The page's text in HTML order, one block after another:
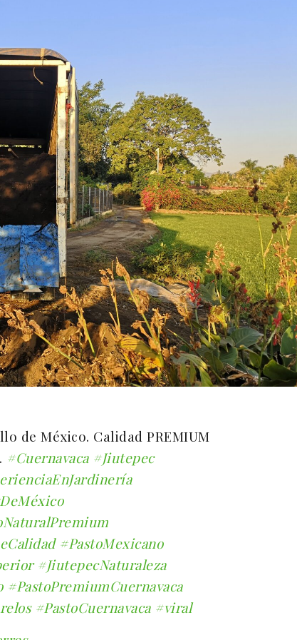
de México. Calidad PREMIUM
#Cuernavaca #Jiutepec
#PastoMexicano
#JiutepecNaturaleza
#PastoPremiumCuernavaca
#PastoCuernavaca #viral